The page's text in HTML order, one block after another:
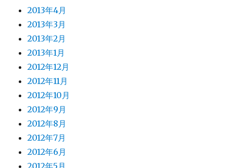
2013年4月
2013年3月
2013年2月
2013年1月
2012年12月
2012年11月
2012年10月
2012年9月
2012年8月
2012年7月
2012年6月